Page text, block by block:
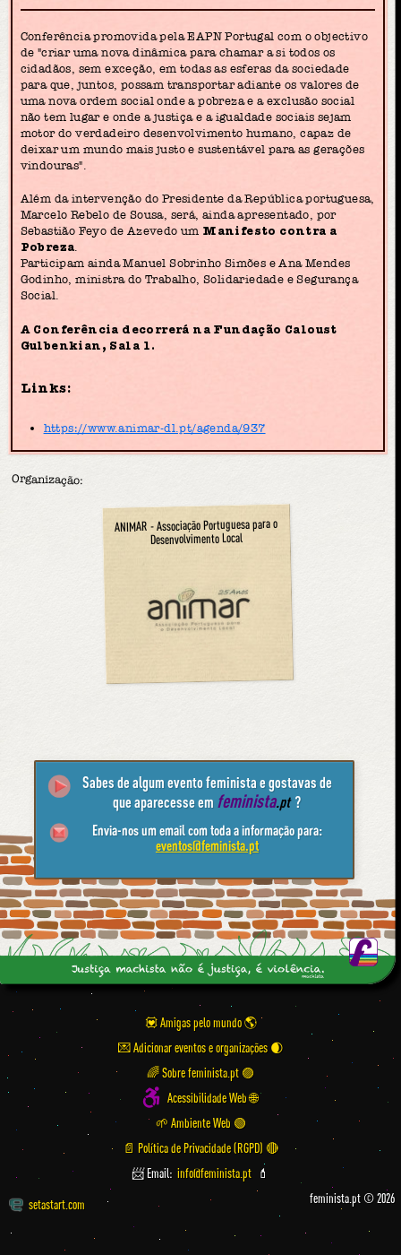
Conferência promovida pela EAPN Portugal com o objectivo
de "criar uma nova dinâmica para chamar a si todos os
cidadãos, sem exceção, em todas as esferas da sociedade
para que, juntos, possam transportar adiante os valores de
uma nova ordem social onde a pobreza e a exclusão social
não tem lugar e onde a justiça e a igualdade sociais sejam
motor do verdadeiro desenvolvimento humano, capaz de
deixar um mundo mais justo e sustentável para as gerações
vindouras".
Além da intervenção do Presidente da República portuguesa,
Marcelo Rebelo de Sousa, será, ainda apresentado, por
Sebastião Feyo de Azevedo um Manifesto contra a
Pobreza.
Participam ainda Manuel Sobrinho Simões e Ana Mendes
Godinho, ministra do Trabalho, Solidariedade e Segurança
Social.
A Conferência decorrerá na Fundação Caloust
Gulbenkian, Sala 1.
Links:
https://www.animar-dl.pt/agenda/937
Organização:
ANIMAR - Associação Portuguesa para o
Desenvolvimento Local
Sabes de algum evento feminista e gostavas de
que aparecesse em feminista.pt ?
Envia-nos um email com toda a informação para:
eventos@feminista.pt
💟 Amigas pelo mundo
💌 Adicionar eventos e organizações
🌈 Sobre feminista.pt 🟣
Acessibilidade Web 🌐
🌱 Ambiente Web 🟢
📄 Política de Privacidade (RGPD) 🔴
📨 Email: info@feminista.pt 💄
setastart.com feminista.pt © 2026